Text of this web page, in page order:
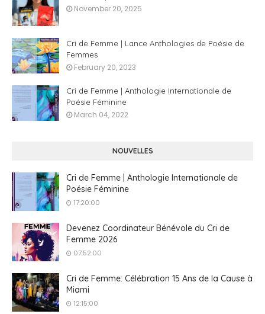
November 20, 2025
Cri de Femme | Lance Anthologies de Poésie de
Femmes
February 20, 2023
Cri de Femme | Anthologie Internationale de
Poésie Féminine
March 04, 2022
NOUVELLES
Cri de Femme | Anthologie Internationale de
Poésie Féminine
17:20:00
Devenez Coordinateur Bénévole du Cri de
Femme 2026
07:52:00
Cri de Femme: Célébration 15 Ans de la Cause à
Miami
12:15:00